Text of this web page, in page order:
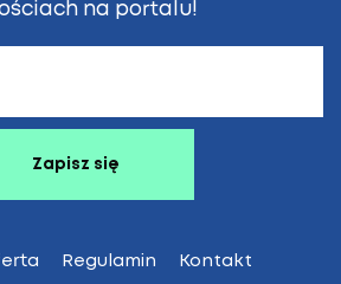
na portalu!
Regulamin Kontakt